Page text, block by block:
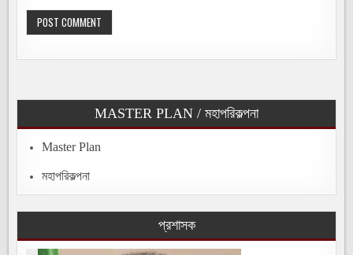
MASTER PLAN / মহাপরিকল্পনা
Master Plan
মহাপরিকল্পনা
প্রশাসক